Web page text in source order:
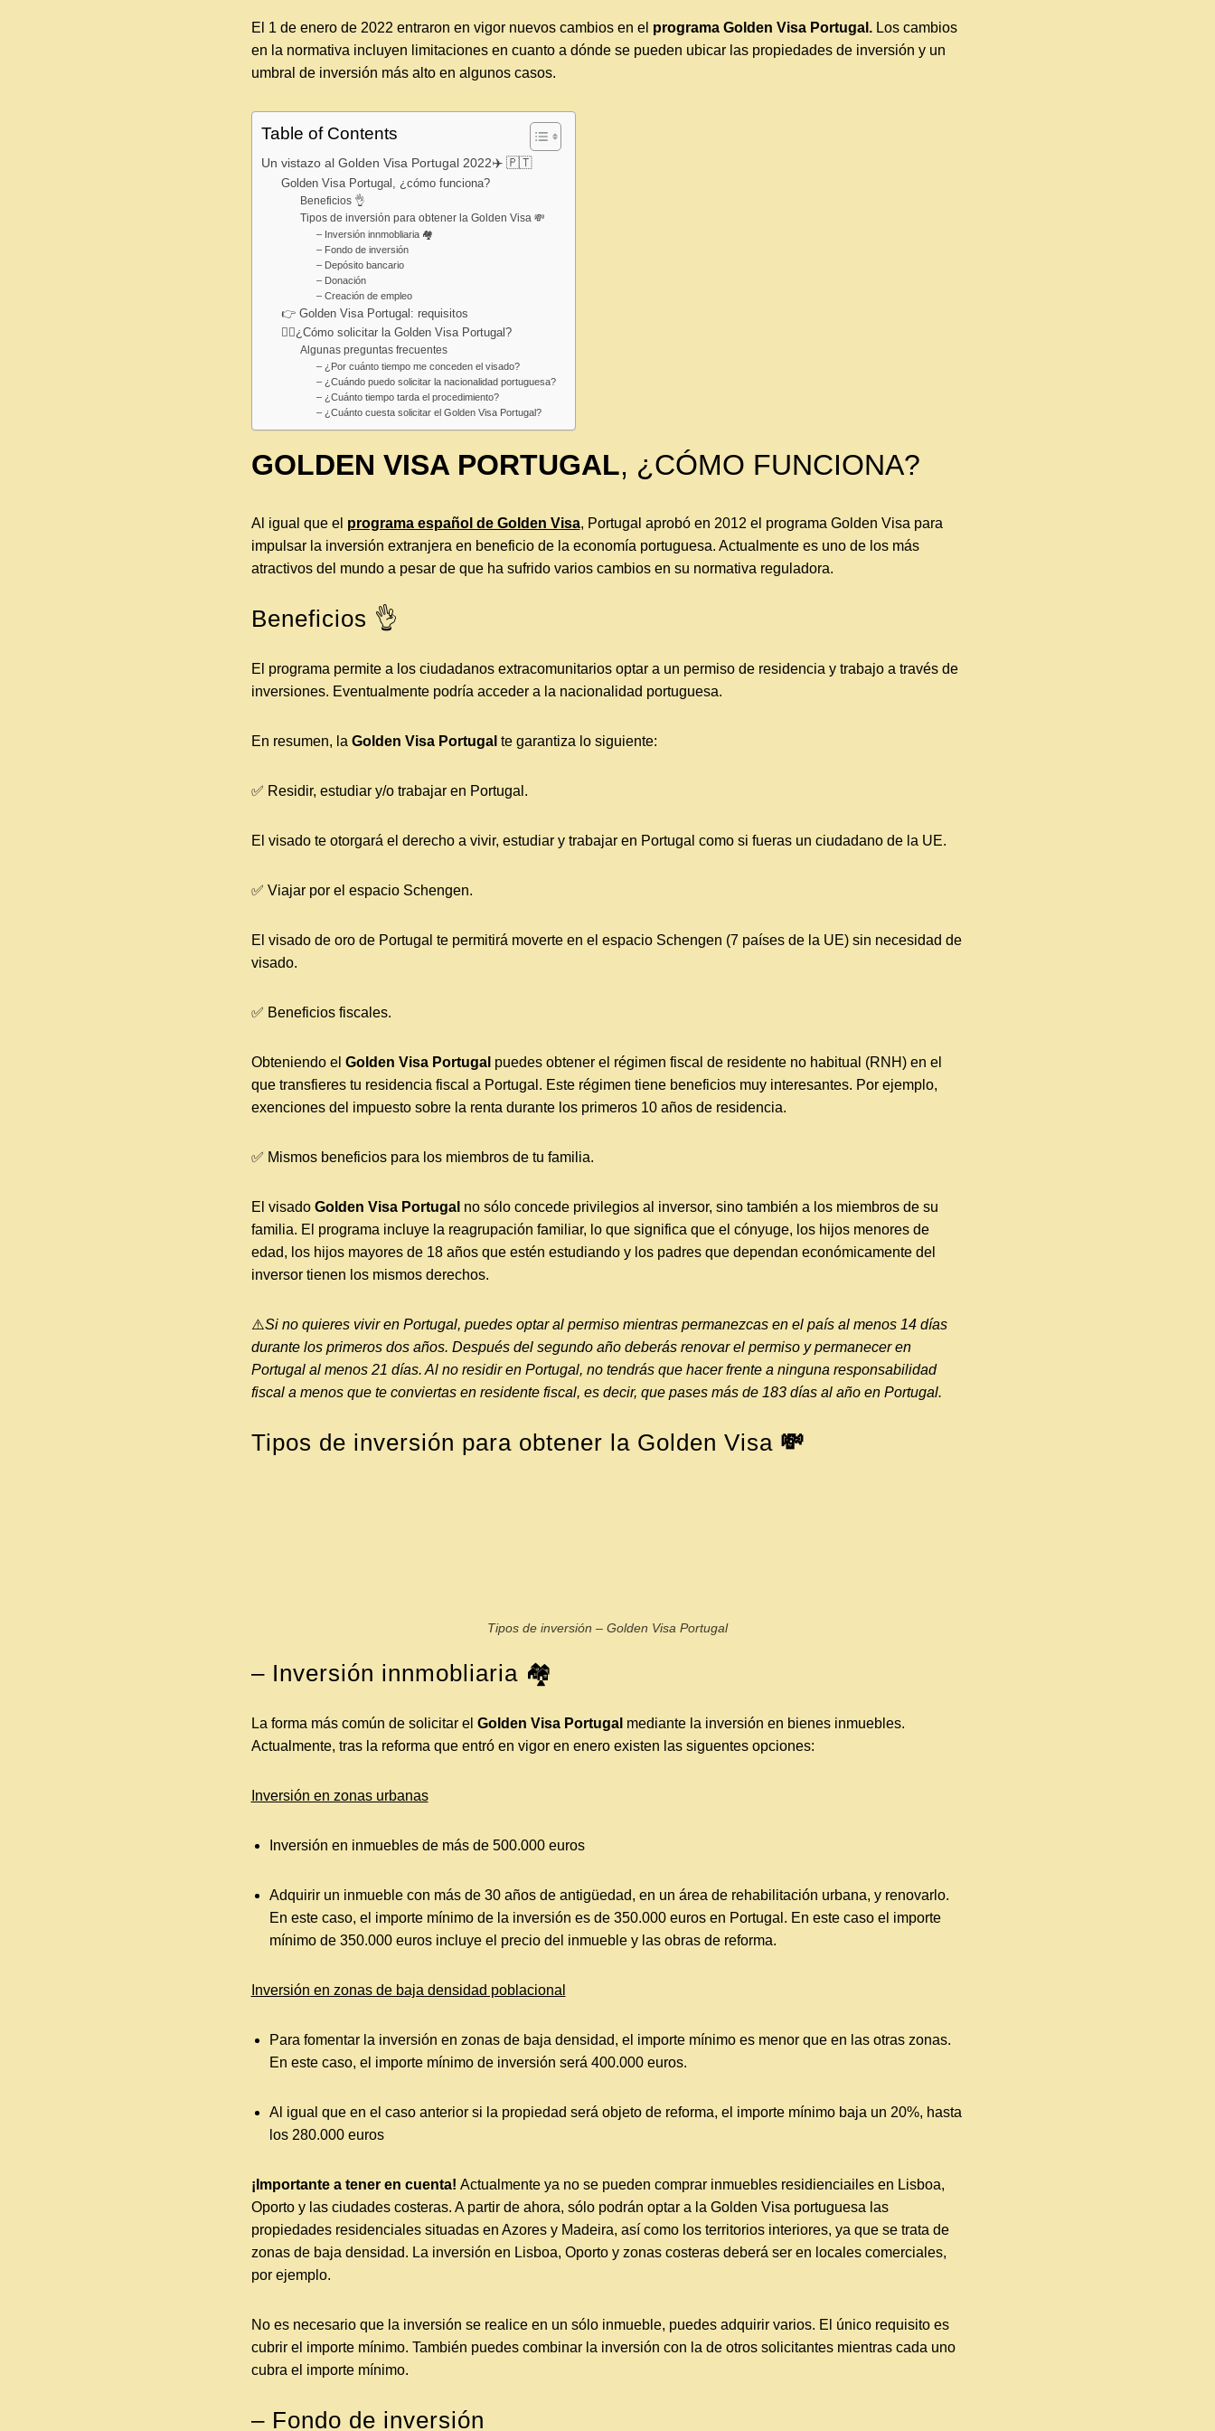
El 1 de enero de 2022 entraron en vigor nuevos cambios en el programa Golden Visa Portugal.Los cambios
en la normativa incluyen limitaciones en cuanto a dónde se pueden ubicar las propiedades de inversión y un
umbral de inversión más alto en algunos casos.
Table of Contents
Un vistazo al Golden Visa Portugal 2022✈️ 🇵🇹
Golden Visa Portugal, ¿cómo funciona?
Beneficios 👌
Tipos de inversión para obtener la Golden Visa 💸
– Inversión innmobliaria 🏘
– Fondo de inversión
– Depósito bancario
– Donación
– Creación de empleo
👉 Golden Visa Portugal: requisitos
🤷‍♂️¿Cómo solicitar la Golden Visa Portugal?
Algunas preguntas frecuentes
– ¿Por cuánto tiempo me conceden el visado?
– ¿Cuándo puedo solicitar la nacionalidad portuguesa?
– ¿Cuánto tiempo tarda el procedimiento?
– ¿Cuánto cuesta solicitar el Golden Visa Portugal?
GOLDEN VISA PORTUGAL, ¿CÓMO FUNCIONA?
Al igual que el programa español de Golden Visa, Portugal aprobó en 2012 el programa Golden Visa para
impulsar la inversión extranjera en beneficio de la economía portuguesa. Actualmente es uno de los más
atractivos del mundo a pesar de que ha sufrido varios cambios en su normativa reguladora.
Beneficios 👌
El programa permite a los ciudadanos extracomunitarios optar a un permiso de residencia y trabajo a través de
inversiones. Eventualmente podría acceder a la nacionalidad portuguesa.
En resumen, la Golden Visa Portugal te garantiza lo siguiente:
✅ Residir, estudiar y/o trabajar en Portugal.
El visado te otorgará el derecho a vivir, estudiar y trabajar en Portugal como si fueras un ciudadano de la UE.
✅ Viajar por el espacio Schengen.
El visado de oro de Portugal te permitirá moverte en el espacio Schengen (7 países de la UE) sin necesidad de
visado.
✅ Beneficios fiscales.
Obteniendo el Golden Visa Portugal puedes obtener el régimen fiscal de residente no habitual (RNH) en el
que transfieres tu residencia fiscal a Portugal. Este régimen tiene beneficios muy interesantes. Por ejemplo, ​​
exenciones del impuesto sobre la renta durante los primeros 10 años de residencia.
✅ Mismos beneficios para los miembros de tu familia.
El visado Golden Visa Portugal no sólo concede privilegios al inversor, sino también a los miembros de su
familia. El programa incluye la reagrupación familiar, lo que significa que el cónyuge, los hijos menores de
edad, los hijos mayores de 18 años que estén estudiando y los padres que dependan económicamente del
inversor tienen los mismos derechos.
⚠️Si no quieres vivir en Portugal, puedes optar al permiso mientras permanezcas en el país al menos 14 días
durante los primeros dos años. Después del segundo año deberás renovar el permiso y permanecer en
Portugal al menos 21 días. Al no residir en Portugal, no tendrás que hacer frente a ninguna responsabilidad
fiscal a menos que te conviertas en residente fiscal, es decir, que pases más de 183 días al año en Portugal.
Tipos de inversión para obtener la Golden Visa 💸
Tipos de inversión – Golden Visa Portugal
– Inversión innmobliaria 🏘
La forma más común de solicitar el Golden Visa Portugal mediante la inversión en bienes inmuebles.
Actualmente, tras la reforma que entró en vigor en enero existen las siguentes opciones:
Inversión en zonas urbanas
Inversión en inmuebles de más de 500.000 euros
Adquirir un inmueble con más de 30 años de antigüedad, en un área de rehabilitación urbana, y renovarlo.
En este caso, el importe mínimo de la inversión es de 350.000 euros en Portugal. En este caso el importe
mínimo de 350.000 euros incluye el precio del inmueble y las obras de reforma.
Inversión en zonas de baja densidad poblacional
Para fomentar la inversión en zonas de baja densidad, el importe mínimo es menor que en las otras zonas.
En este caso, el importe mínimo de inversión será 400.000 euros.
Al igual que en el caso anterior si la propiedad será objeto de reforma, el importe mínimo baja un 20%, hasta
los 280.000 euros
¡Importante a tener en cuenta! Actualmente ya no se pueden comprar inmuebles residienciailes en Lisboa,
Oporto y las ciudades costeras. A partir de ahora, sólo podrán optar a la Golden Visa portuguesa las
propiedades residenciales situadas en Azores y Madeira, así como los territorios interiores, ya que se trata de
zonas de baja densidad. La inversión en Lisboa, Oporto y zonas costeras deberá ser en locales comerciales,
por ejemplo.
No es necesario que la inversión se realice en un sólo inmueble, puedes adquirir varios. El único requisito es
cubrir el importe mínimo. También puedes combinar la inversión con la de otros solicitantes mientras cada uno
cubra el importe mínimo.
– Fondo de inversión